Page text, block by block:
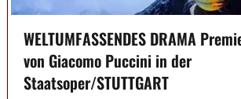
WELTUMFASSENDES DRAMA
von Giacomo Puccini in der
Staatsoper/STUTTGART